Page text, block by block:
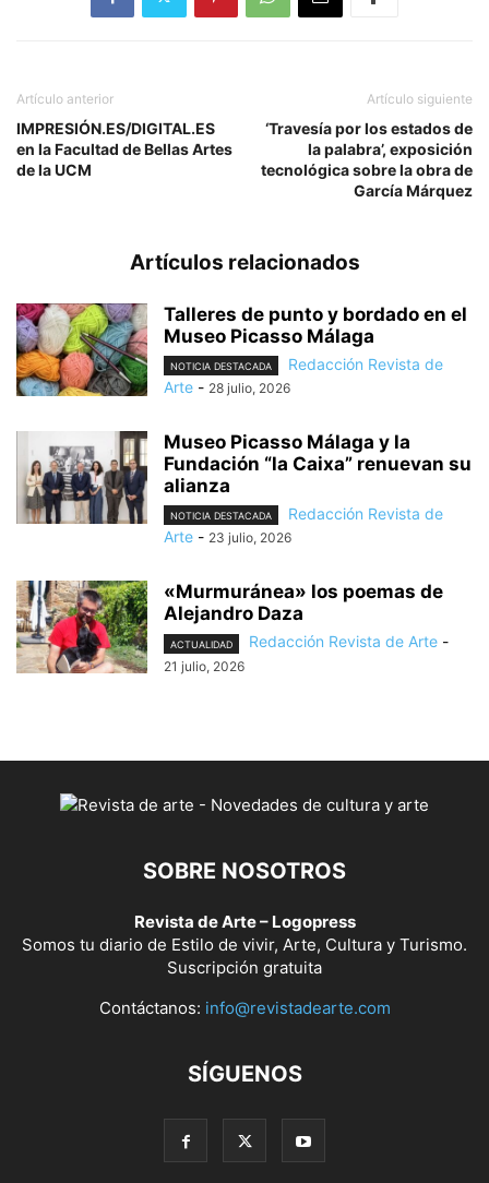
Artículo anterior
IMPRESIÓN.ES/DIGITAL.ES
en la Facultad de Bellas Artes
de la UCM
Artículo siguiente
‘Travesía por los estados de
la palabra’, exposición
tecnológica sobre la obra de
García Márquez
Artículos relacionados
Talleres de punto y bordado en el
Museo Picasso Málaga
NOTICIA DESTACADA
Redacción Revista de
Arte - 28 julio, 2026
Museo Picasso Málaga y la
Fundación “la Caixa” renuevan su
alianza
NOTICIA DESTACADA
Redacción Revista de
Arte - 23 julio, 2026
«Murmuránea» los poemas de
Alejandro Daza
ACTUALIDAD Redacción Revista de Arte -
21 julio, 2026
SOBRE NOSOTROS
Revista de Arte – Logopress
Somos tu diario de Estilo de vivir, Arte, Cultura y Turismo.
Suscripción gratuita
Contáctanos: info@revistadearte.com
SÍGUENOS